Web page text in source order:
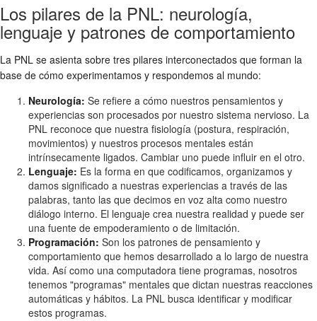
Los pilares de la PNL: neurología,
lenguaje y patrones de comportamiento
La PNL se asienta sobre tres pilares interconectados que forman la
base de cómo experimentamos y respondemos al mundo:
Neurología: Se refiere a cómo nuestros pensamientos y
experiencias son procesados por nuestro sistema nervioso. La
PNL reconoce que nuestra fisiología (postura, respiración,
movimientos) y nuestros procesos mentales están
intrínsecamente ligados. Cambiar uno puede influir en el otro.
Lenguaje: Es la forma en que codificamos, organizamos y
damos significado a nuestras experiencias a través de las
palabras, tanto las que decimos en voz alta como nuestro
diálogo interno. El lenguaje crea nuestra realidad y puede ser
una fuente de empoderamiento o de limitación.
Programación: Son los patrones de pensamiento y
comportamiento que hemos desarrollado a lo largo de nuestra
vida. Así como una computadora tiene programas, nosotros
tenemos "programas" mentales que dictan nuestras reacciones
automáticas y hábitos. La PNL busca identificar y modificar
estos programas.